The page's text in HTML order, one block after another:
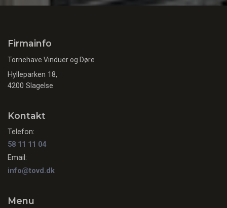
Firmainfo
Tornehave Vinduer og Døre
Hylleparken 18,
4200 Slagelse
Kontakt
Telefon:
58 11 11 04
Email:
info@tovd.dk
Menu